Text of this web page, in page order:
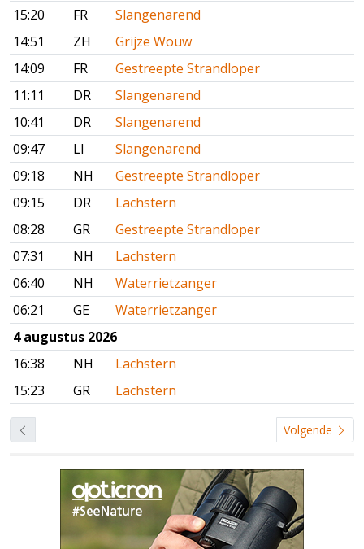
15:20
FR
Slangenarend
14:51
ZH
Grijze Wouw
14:09
FR
Gestreepte Strandloper
11:11
DR
Slangenarend
10:41
DR
Slangenarend
09:47
LI
Slangenarend
09:18
NH
Gestreepte Strandloper
09:15
DR
Lachstern
08:28
GR
Gestreepte Strandloper
07:31
NH
Lachstern
06:40
NH
Waterrietzanger
06:21
GE
Waterrietzanger
4 augustus 2026
16:38
NH
Lachstern
15:23
GR Lachstern
Volgende